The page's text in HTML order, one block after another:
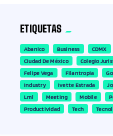
ETIQUETAS
Abanico Business CDMX
Ciudad De México
Colegio
Felipe Vega
Filantropia
Industry
Ivette Estrada
Lml
Meeting Mobile
Productividad
Tech